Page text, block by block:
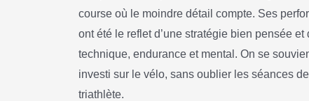
course où le moindre détail compte. Ses
ont été le reflet d’une stratégie bien pensée
technique, endurance et mental. On se
investi sur le vélo, sans oublier les séances
triathlète.